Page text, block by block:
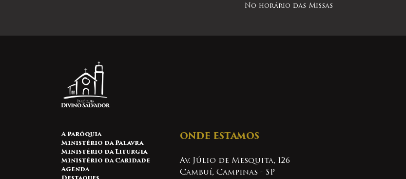
No horário das Missas
A Paróquia
Ministério da Palavra
Ministério da Liturgia
Ministério da Caridade
Agenda
ONDE ESTAMOS
Av. Júlio de Mesquita, 126
Cambuí, Campinas - SP